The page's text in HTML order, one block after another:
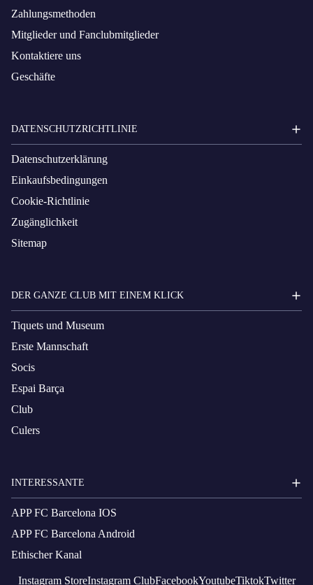
Zahlungsmethoden
Mitglieder und Fanclubmitglieder
Kontaktiere uns
Geschäfte
DATENSCHUTZRICHTLINIE
Datenschutzerklärung
Einkaufsbedingungen
Cookie-Richtlinie
Zugänglichkeit
Sitemap
DER GANZE CLUB MIT EINEM KLICK
Tiquets und Museum
Erste Mannschaft
Socis
Espai Barça
Club
Culers
INTERESSANTE
APP FC Barcelona IOS
APP FC Barcelona Android
Ethischer Kanal
Instagram StoreInstagram ClubFacebookYoutubeTiktokTwitter